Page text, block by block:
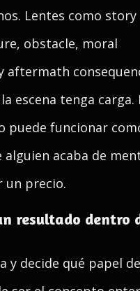
Lentes como
obstacle, moral
aftermath
escena tenga carga.
puede funcionar
alguien acaba de
un precio.
resultado dentro
y decide qué papel